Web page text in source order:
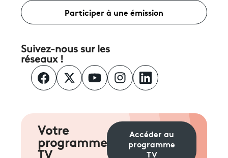
Participer à une émission
Suivez-nous sur les
réseaux !
Votre
programme
Accéder au
programme
TV